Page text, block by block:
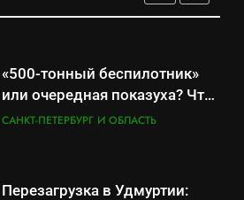
защиты Отечества»
«500-тонный беспилотник»
или очередная показуха? Что
скрывает российский ВМФ
САНКТ-ПЕТЕРБУРГ И ОБЛАСТЬ
Перезагрузка в Удмуртии: